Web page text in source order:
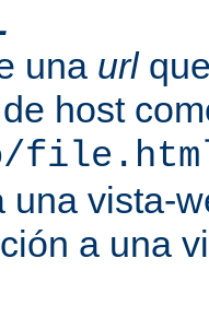
una url
host
una vista-
a una